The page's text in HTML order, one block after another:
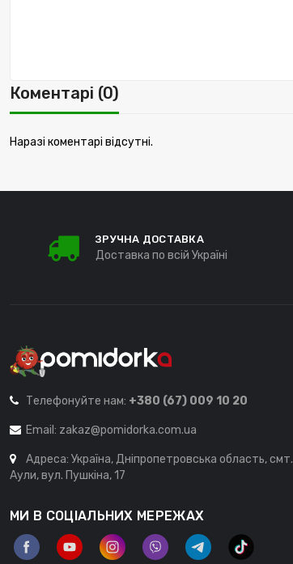
Коментарі (0)
Наразі коментарі відсутні.
ЗРУЧНА ДОСТАВКА
Доставка по всій Україні
Телефонуйте нам: +380 (67) 009 10 20
Email: zakaz@pomidorka.com.ua
Адреса: Україна, Дніпропетровська область, смт.
Аули, вул. Пушкіна, 17
МИ В СОЦІАЛЬНИХ МЕРЕЖАХ